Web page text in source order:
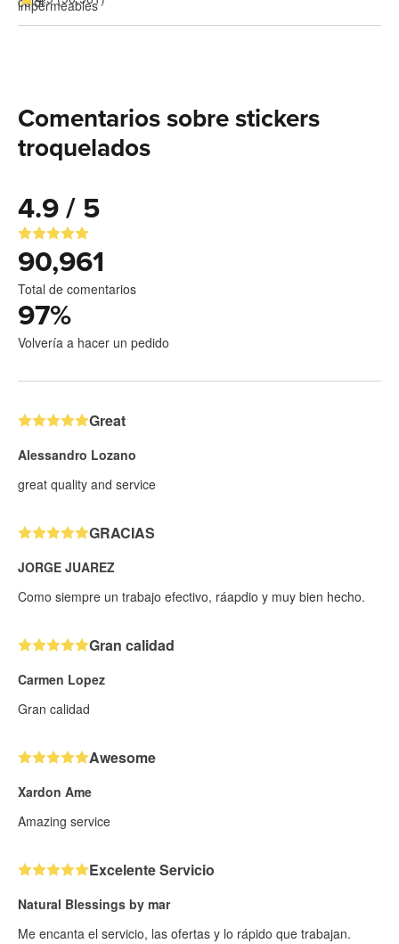
Comentarios sobre stickers
troquelados
4.9 / 5
90,961
Total de comentarios
97%
Volvería a hacer un pedido
Great
Alessandro Lozano
great quality and service
GRACIAS
JORGE JUAREZ
Como siempre un trabajo efectivo, ráapdio y muy bien hecho.
Gran calidad
Carmen Lopez
Gran calidad
Awesome
Xardon Ame
Amazing service
Excelente Servicio
Natural Blessings by mar
Me encanta el servicio, las ofertas y lo rápido que trabajan.